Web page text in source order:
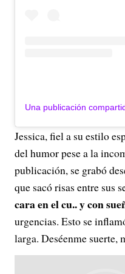
Jessica, fiel a su estilo
del humor pese a la
publicación, se grabó
que sacó risas entre sus
cara en el cu.. y con
urgencias. Esto se
larga. Deséenme suerte,